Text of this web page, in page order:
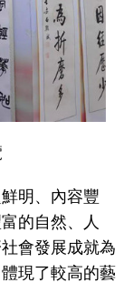
明、內容豐
的自然、人
會發展成就為
現了較高的藝